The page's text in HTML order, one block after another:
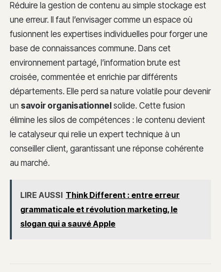
Réduire la gestion de contenu au simple stockage est
une erreur. Il faut l’envisager comme un espace où
fusionnent les expertises individuelles pour forger une
base de connaissances commune. Dans cet
environnement partagé, l’information brute est
croisée, commentée et enrichie par différents
départements. Elle perd sa nature volatile pour devenir
un savoir organisationnel solide. Cette fusion
élimine les silos de compétences : le contenu devient
le catalyseur qui relie un expert technique à un
conseiller client, garantissant une réponse cohérente
au marché.
LIRE AUSSI Think Different : entre erreur
grammaticale et révolution marketing, le
slogan qui a sauvé Apple